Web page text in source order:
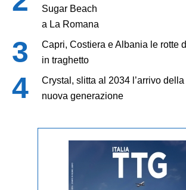
Sugar Beach
a La Romana
Capri, Costiera e Albania le rotte
in traghetto
Crystal, slitta al 2034 l’arrivo
nuova generazione